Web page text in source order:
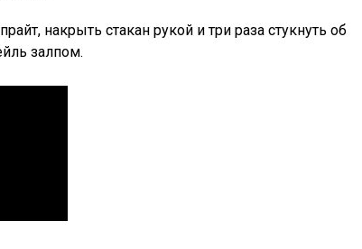
накрыть стакан рукой и три раза стукнуть об
залпом.